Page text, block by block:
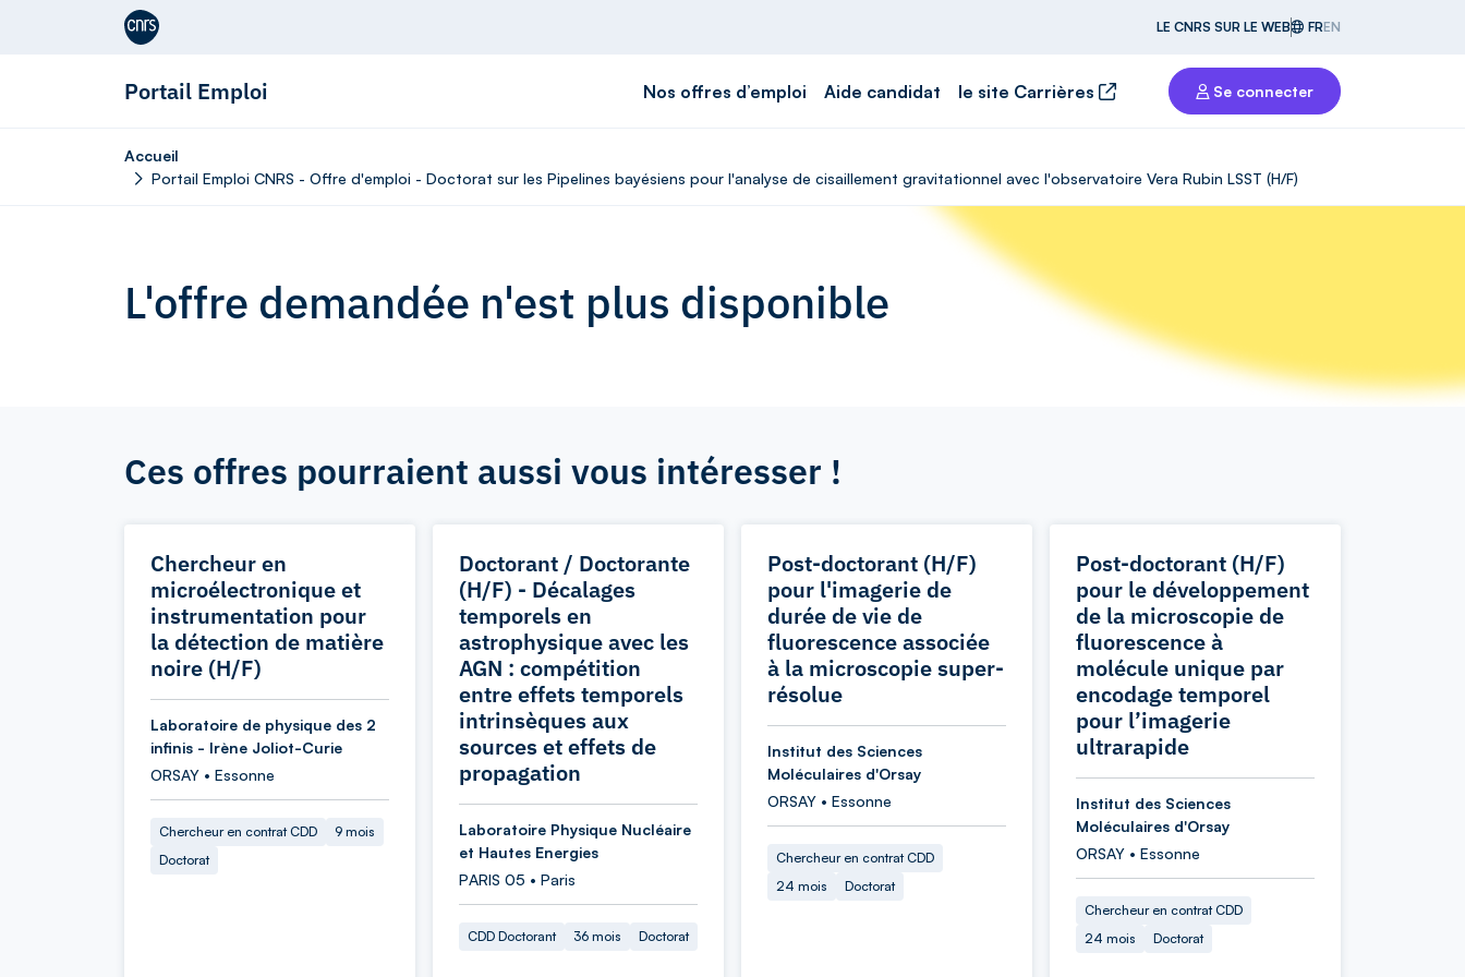
Aller au contenu
LE CNRS SUR LE WEB FREN
Portail Emploi Nos offres d’emploi Aide candidat le site Carrières Se connecter
Accueil
Portail Emploi CNRS - Offre d'emploi - Doctorat sur les Pipelines bayésiens pour l'analyse de cisaillement gravitationnel avec l'observatoire Vera Rubin LSST (H/F)
L'offre demandée n'est plus disponible
Ces offres pourraient aussi vous intéresser !
Chercheur en
microélectronique et
instrumentation pour
la détection de matière
noire (H/F)
Laboratoire de physique des 2
infinis - Irène Joliot-Curie
ORSAY • Essonne
Chercheur en contrat CDD
9 mois
Doctorat
Doctorant / Doctorante
(H/F) - Décalages
temporels en
astrophysique avec les
AGN : compétition
entre effets temporels
intrinsèques aux
sources et effets de
propagation
Laboratoire Physique Nucléaire
et Hautes Energies
PARIS 05 • Paris
CDD Doctorant 36 mois Doctorat
Post-doctorant (H/F)
pour l'imagerie de
durée de vie de
fluorescence associée
à la microscopie super-
résolue
Institut des Sciences
Moléculaires d'Orsay
ORSAY • Essonne
Chercheur en contrat CDD
24 mois
Doctorat
Post-doctorant (H/F)
pour le développement
de la microscopie de
fluorescence à
molécule unique par
encodage temporel
pour l’imagerie
ultrarapide
Institut des Sciences
Moléculaires d'Orsay
ORSAY • Essonne
Chercheur en contrat CDD
24 mois
Doctorat